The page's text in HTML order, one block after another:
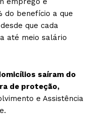
do benefício a que
que cada
até meio salário
saíram do
de proteção,
e Assistência